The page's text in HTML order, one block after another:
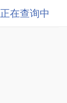
正在查询中